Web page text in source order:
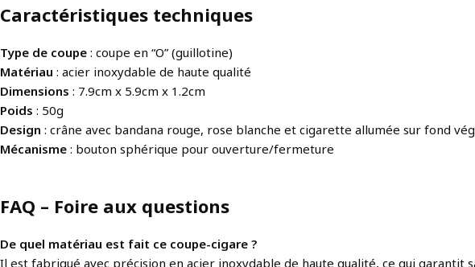
Caractéristiques techniques
Type de coupe : coupe en “O” (guillotine)
Matériau : acier inoxydable de haute qualité
Dimensions : 7.9cm x 5.9cm x 1.2cm
Poids : 50g
Design : crâne avec bandana rouge, rose blanche et cigarette allumée sur fond
Mécanisme : bouton sphérique pour ouverture/fermeture
FAQ – Foire aux questions
De quel matériau est fait ce coupe-cigare ?
Il est fabriqué avec précision en acier inoxydable de haute qualité, ce qui garantit